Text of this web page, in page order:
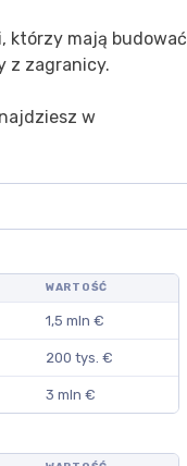
którzy mają budować
z zagranicy.
w
WARTOŚĆ
1,5 mln €
200 tys. €
3 mln €